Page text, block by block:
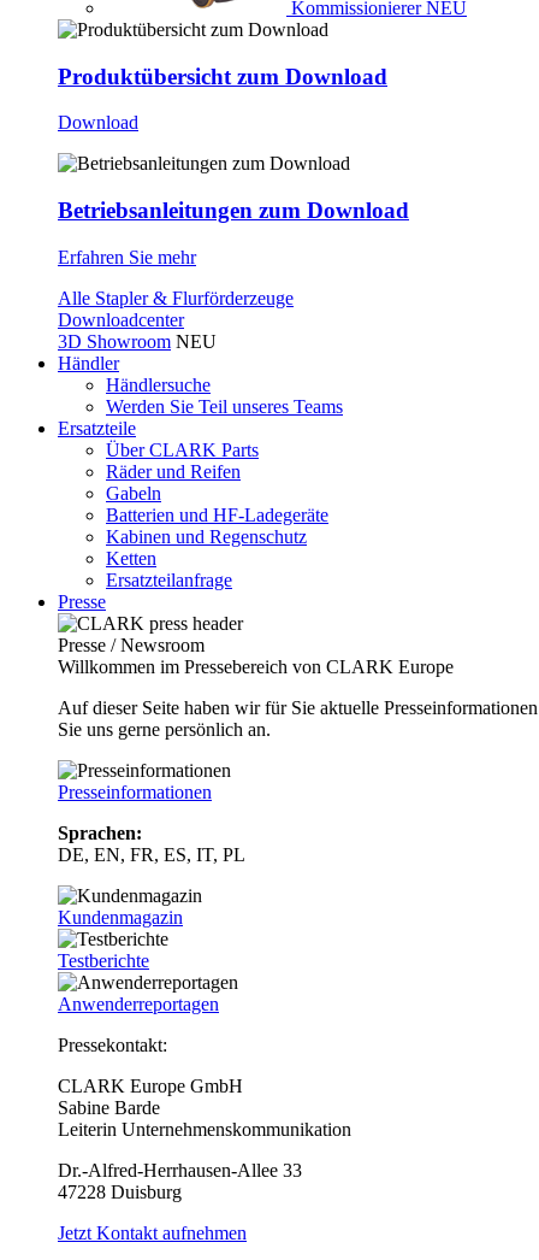
Kommissionierer NEU
Produktübersicht zum Download
Download
Betriebsanleitungen zum Download
Erfahren Sie mehr
Alle Stapler & Flurförderzeuge
Downloadcenter
3D Showroom NEU
Händler
Händlersuche
Werden Sie Teil unseres Teams
Ersatzteile
Über CLARK Parts
Räder und Reifen
Gabeln
Batterien und HF-Ladegeräte
Kabinen und Regenschutz
Ketten
Ersatzteilanfrage
Presse
Presse / Newsroom
Willkommen im Pressebereich von CLARK Europe
Auf dieser Seite haben wir für Sie aktuelle
Sie uns gerne persönlich an.
Presseinformationen
Sprachen:
DE, EN, FR, ES, IT, PL
Kundenmagazin
Testberichte
Anwenderreportagen
Pressekontakt:
CLARK Europe GmbH
Sabine Barde
Leiterin Unternehmenskommunikation
Dr.-Alfred-Herrhausen-Allee 33
47228 Duisburg
Jetzt Kontakt aufnehmen